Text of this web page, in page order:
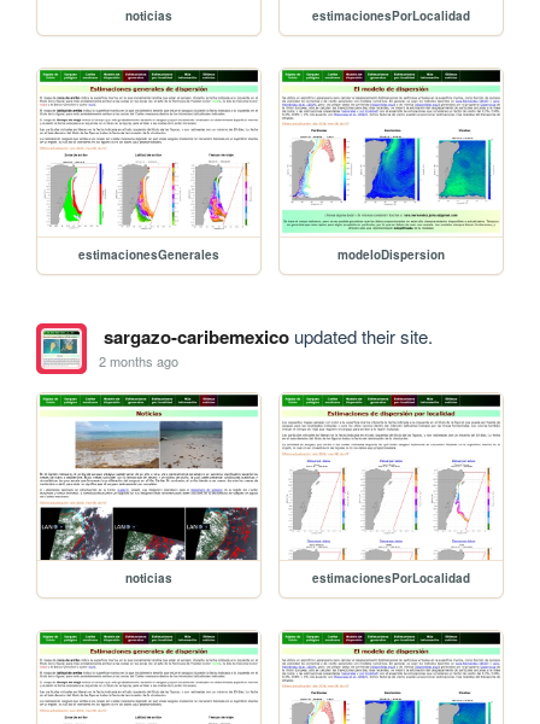
noticias estimacionesPorLocalidad
estimacionesGenerales modeloDispersion
sargazo-caribemexicoupdated their site.
2 months ago
noticias estimacionesPorLocalidad